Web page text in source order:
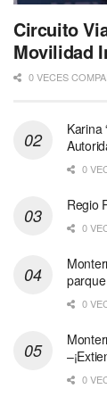
Circuito
Movilidad
0 VECES
Karina
0
Regio
0
0
0